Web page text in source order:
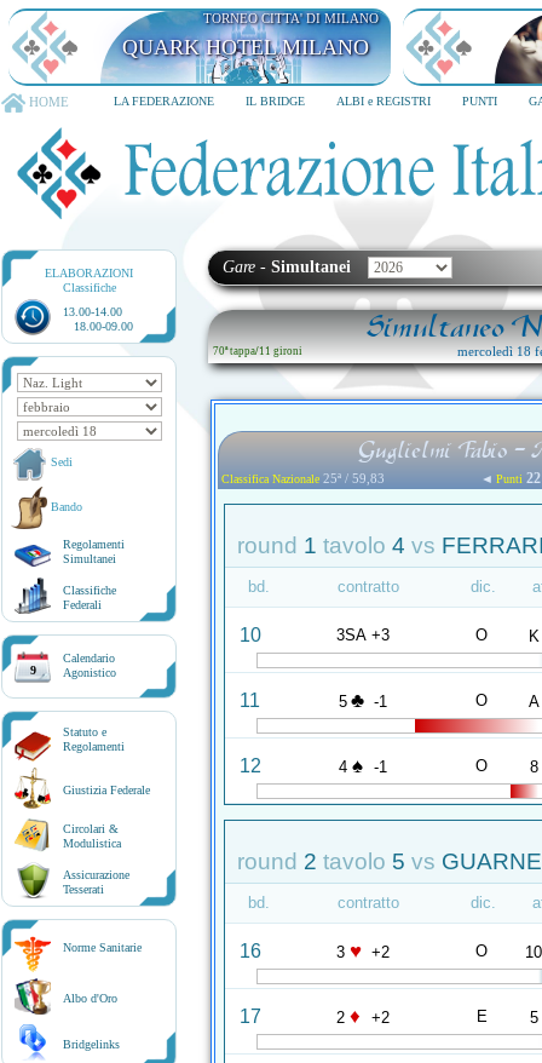
TORNEO CITTA' DI MILANO
QUARK HOTEL MILANO
HOME LA FEDERAZIONE IL BRIDGE ALBI e REGISTRI PUNTI
ELABORAZIONI
Classifiche
13.00-14.00
18.00-09.00
Sedi
Bando
Regolamenti
Simultanei
Classifiche
Federali
9
Calendario
Agonistico
Statuto e
Regolamenti
Giustizia Federale
Circolari &
Modulistica
Assicurazione
Tesserati
Norme Sanitarie
Albo d'Oro
Bridgelinks
Gare - Simultanei
Simultaneo
70ª tappa/11 gironi mercoledì 18
Guglielmi Fabio -
Classifica Nazionale 25ª / 59,83 ◄ Punti 22
round 1 tavolo 4 vs
bd. contratto dic.
10 3SA +3 O K
11 5 ♣ -1 O A
12 4 ♠ -1 O 8
round 2 tavolo 5 vs
bd. contratto dic.
16 3 ♥ +2 O 10
17 2 ♦ +2 E 5